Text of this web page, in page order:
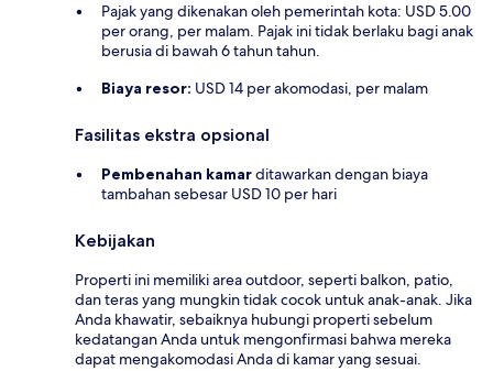
Pajak yang dikenakan oleh pemerintah kota: USD 5.00
per orang, per malam. Pajak ini tidak berlaku bagi anak
berusia di bawah 6 tahun tahun.
Biaya resor: USD 14 per akomodasi, per malam
Fasilitas ekstra opsional
Pembenahan kamarditawarkan dengan biaya
tambahan sebesar USD 10 per hari
Kebijakan
Properti ini memiliki area outdoor, seperti balkon, patio,
dan teras yang mungkin tidak cocok untuk anak-anak. Jika
Anda khawatir, sebaiknya hubungi properti sebelum
kedatangan Anda untuk mengonfirmasi bahwa mereka
dapat mengakomodasi Anda di kamar yang sesuai.